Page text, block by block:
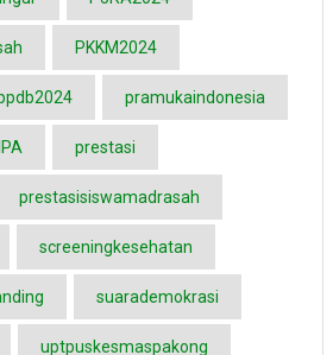
PKKM2024
pramukaindonesia
prestasi
prestasisiswamadrasah
screeningkesehatan
suarademokrasi
uptpuskesmaspakong